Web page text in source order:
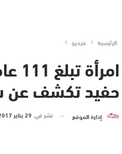
الرئيسية فيديو
حفيد تكشف عن
إدارة الموقع نشر في 29 يناير 2017 الساعة 8 و 06 دقيقة